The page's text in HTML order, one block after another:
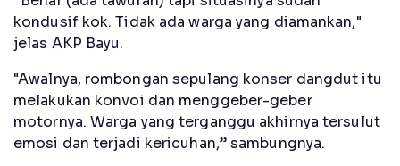
kondusif kok. Tidak ada warga yang diamankan,"
jelas AKP Bayu.
"Awalnya, rombongan sepulang konser dangdut itu
melakukan konvoi dan menggeber-geber
motornya. Warga yang terganggu akhirnya tersulut
emosi dan terjadi kericuhan,” sambungnya.